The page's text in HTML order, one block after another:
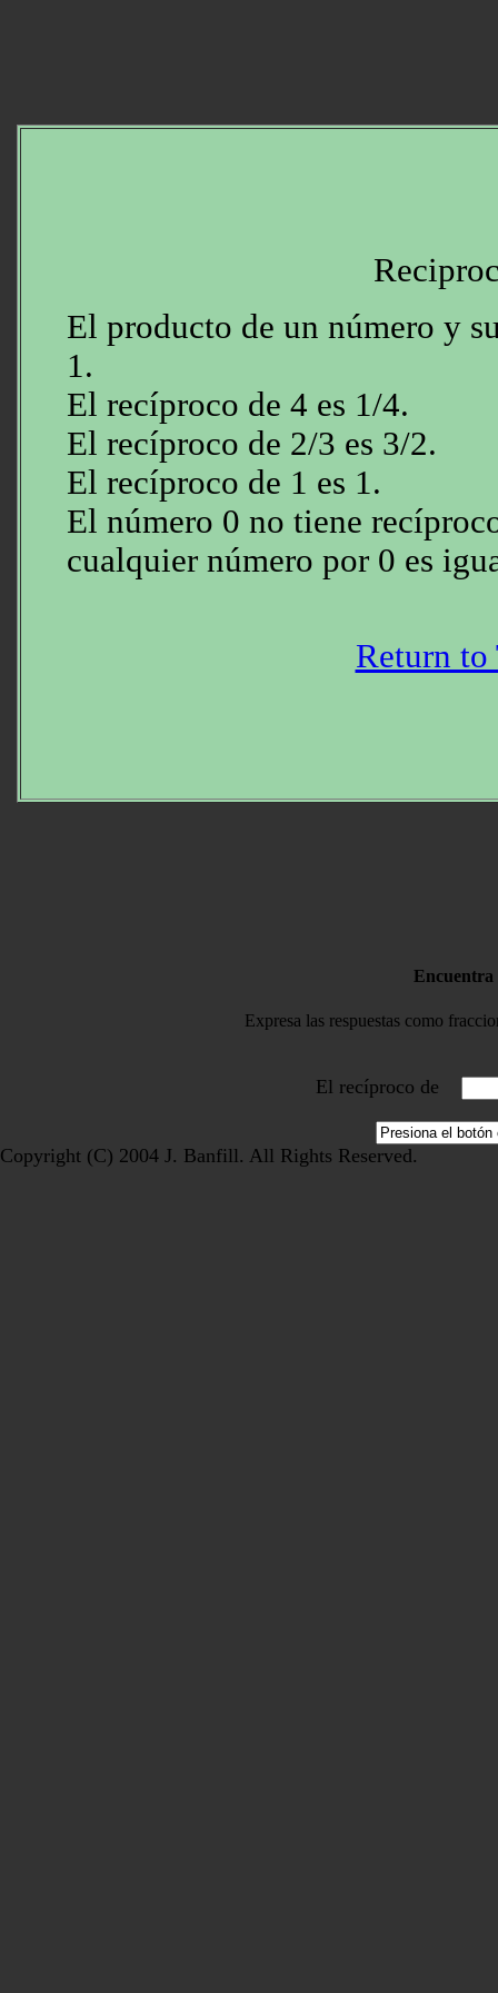
El producto de un número y
1.
El recíproco de 4 es 1/4.
El recíproco de 2/3 es 3/2.
El recíproco de 1 es 1.
El número 0 no tiene
cualquier número por 0 es
Return to
Encuentra
Expresa las respuestas como
El recíproco de
Copyright (C) 2004 J. Banfill. All Rights Reserved.